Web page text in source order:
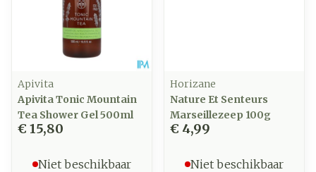
Apivita
Apivita Tonic Mountain
Tea Shower Gel 500ml
€ 15,80
Niet beschikbaar
Horizane
Nature Et Senteurs
Marseillezeep 100g
€ 4,99
Niet beschikbaar